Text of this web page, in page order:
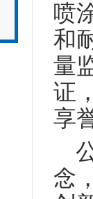
喷
和
量
证
享
念